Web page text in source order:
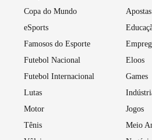
Copa do Mundo
eSports
Famosos do Esporte
Futebol Nacional
Futebol Internacional
Lutas
Motor
Tênis
Apostas
Eloos
Games
Jogos
Meio